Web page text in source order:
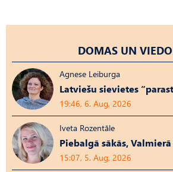
DOMAS UN
Agnese Leiburga
Latviešu sievietes
19:46, 6. Aug, 2026
Iveta Rozentāle
Piebalgā sākās,
15:07, 5. Aug, 2026